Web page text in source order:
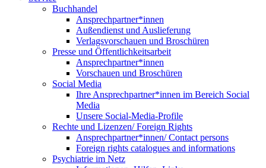
Buchhandel
Ansprechpartner*innen
Außendienst und Auslieferung
Verlagsvorschauen und Broschüren
Presse und Öffentlichkeitsarbeit
Ansprechpartner*innen
Vorschauen und Broschüren
Social Media
Ihre Ansprechpartner*innen im Bereich Social
Media
Unsere Social-Media-Profile
Rechte und Lizenzen/ Foreign Rights
Ansprechpartner*innen/ Contact persons
Foreign rights catalogues and informations
Psychiatrie im Netz